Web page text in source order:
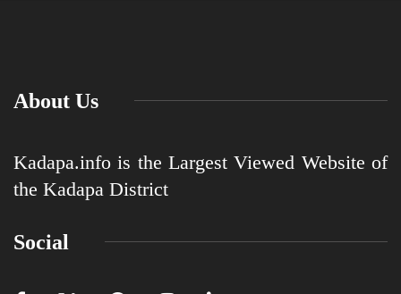
About Us
Kadapa.info is the Largest Viewed Website of
the Kadapa District
Social